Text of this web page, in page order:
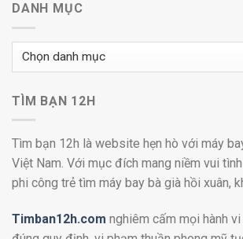
DANH MỤC
Danh
TÌM BẠN 12H
Tìm bạn 12h là website hẹn hò với máy
Việt Nam. Với mục đích mang niềm vui
phi công trẻ tìm máy bay bà già hồi xuân,
Timban12h.com nghiêm cấm mọi hành